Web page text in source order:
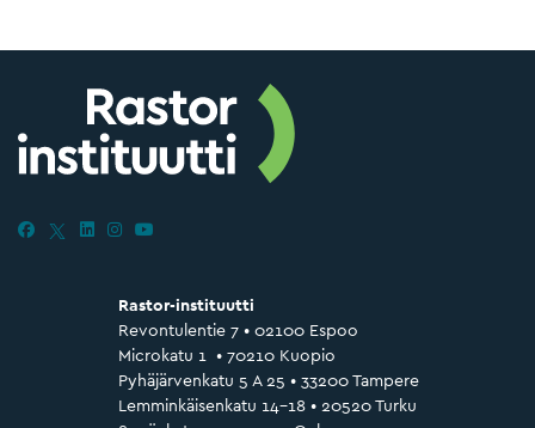
Rastor-instituutti
Revontulentie 7 • 02100 Espoo
Microkatu 1 • 70210 Kuopio
Pyhäjärvenkatu 5 A 25 • 33200 Tampere
Lemminkäisenkatu 14–18 • 20520 Turku